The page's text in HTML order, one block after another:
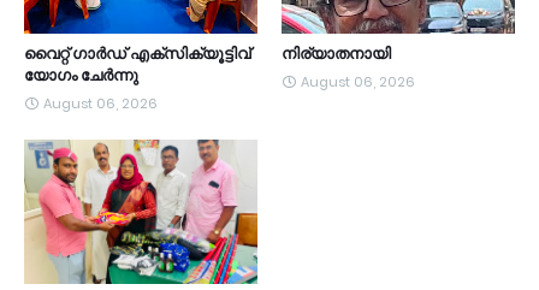
വൈറ്റ് ഗാർഡ് എക്സിക്യൂട്ടിവ്
യോഗം ചേർന്നു
August 06, 2026
നിര്യാതനായി
August 06, 2026